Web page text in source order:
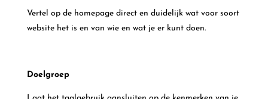
Vertel op de homepage direct en duidelijk wat voor soort
website het is en van wie en wat je er kunt doen.
Doelgroep